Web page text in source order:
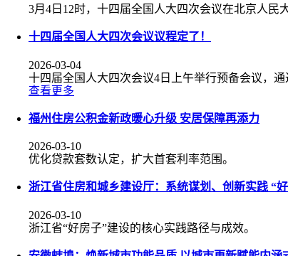
3月4日12时，十四届全国人大四次会议在北京人民
十四届全国人大四次会议议程定了！
2026-03-04
十四届全国人大四次会议4日上午举行预备会议，通
查看更多
福州住房公积金新政暖心升级 安居保障再添力
2026-03-10
优化贷款套数认定，扩大首套利率范围。
浙江省住房和城乡建设厅：系统谋划、创新实践 “
2026-03-10
浙江省“好房子”建设的核心实践路径与成效。